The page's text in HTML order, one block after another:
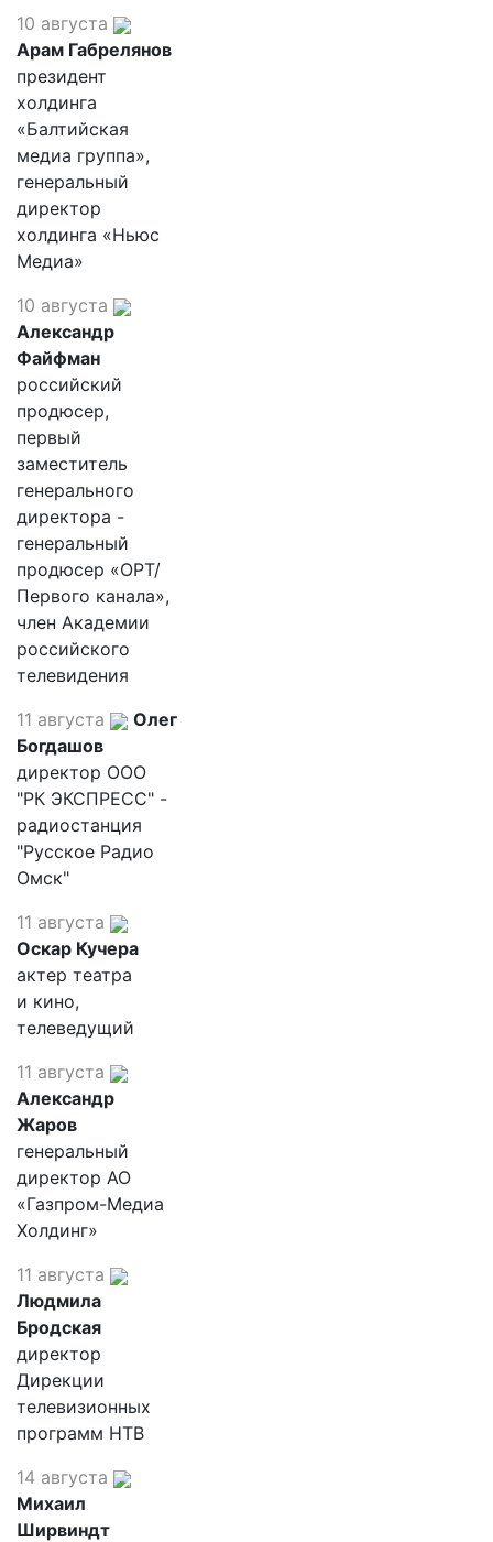
10 августа
Арам Габрелянов
президент
холдинга
«Балтийская
медиа группа»,
генеральный
директор
холдинга «Ньюс
Медиа»
10 августа
Александр
Файфман
российский
продюсер,
первый
заместитель
генерального
директора -
генеральный
продюсер «ОРТ/
Первого канала»,
член Академии
российского
телевидения
11 августа
Олег
Богдашов
директор ООО
"РК ЭКСПРЕСС" -
радиостанция
"Русское Радио
Омск"
11 августа
Оскар Кучера
актер театра
и кино,
телеведущий
11 августа
Александр
Жаров
генеральный
директор АО
«Газпром-Медиа
Холдинг»
11 августа
Людмила
Бродская
директор
Дирекции
телевизионных
программ НТВ
14 августа
Михаил
Ширвиндт